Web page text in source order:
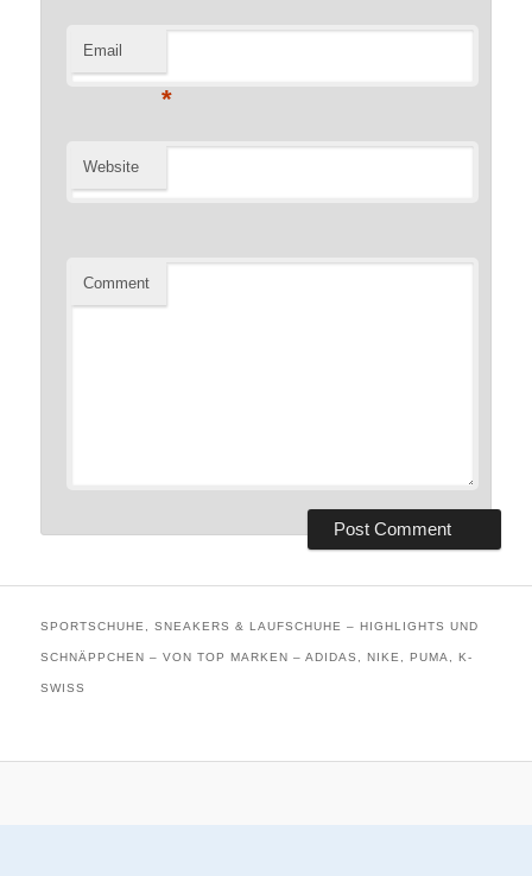
Email
*
Website
Comment
SPORTSCHUHE, SNEAKERS & LAUFSCHUHE – HIGHLIGHTS UND
SCHNÄPPCHEN – VON TOP MARKEN – ADIDAS, NIKE, PUMA, K-
SWISS